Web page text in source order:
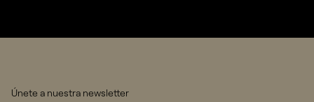
Únete a nuestra newsletter